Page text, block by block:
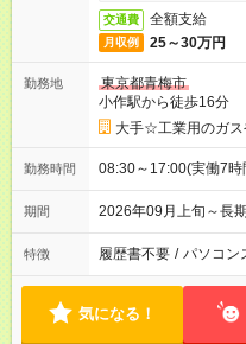
交通費 全額支給
月収例 25～30万円
勤務地
東京都青梅市
小作駅から徒歩16分
大手☆工業用のガス
勤務時間 08:30～17:00(実働7
期間 2026年09月上旬～長
特徴 履歴書不要 / パソコン
気になる！